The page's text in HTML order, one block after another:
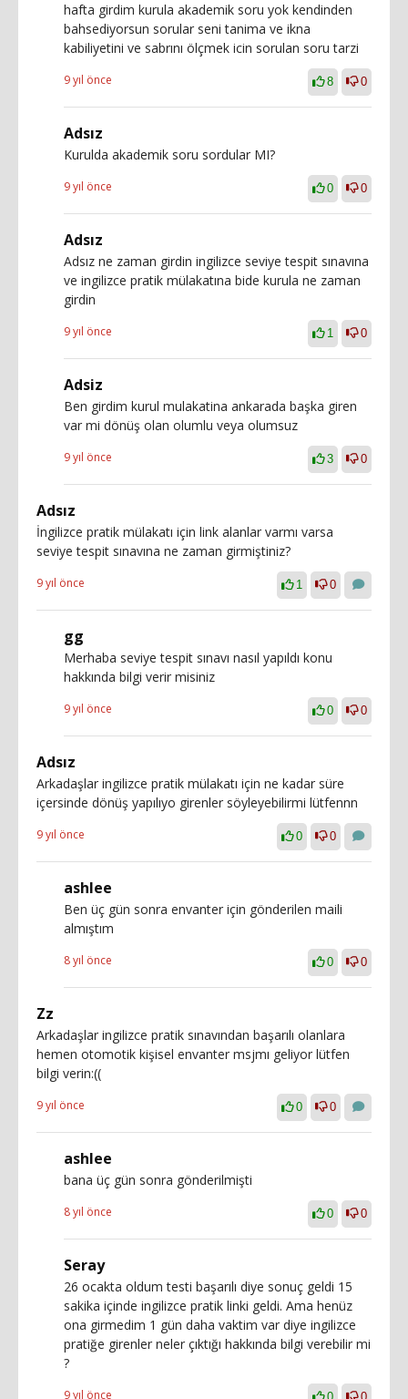
hafta girdim kurula akademik soru yok kendinden
bahsediyorsun sorular seni tanima ve ikna
kabiliyetini ve sabrını ölçmek icin sorulan soru tarzi
9 yıl önce 8 0
Adsız
Kurulda akademik soru sordular MI?
9 yıl önce 0 0
Adsız
Adsız ne zaman girdin ingilizce seviye tespit sınavına
ve ingilizce pratik mülakatına bide kurula ne zaman
girdin
9 yıl önce 1 0
Adsiz
Ben girdim kurul mulakatina ankarada başka giren
var mi dönüş olan olumlu veya olumsuz
9 yıl önce 3 0
Adsız
İngilizce pratik mülakatı için link alanlar varmı varsa
seviye tespit sınavına ne zaman girmiştiniz?
9 yıl önce 1 0
gg
Merhaba seviye tespit sınavı nasıl yapıldı konu
hakkında bilgi verir misiniz
9 yıl önce 0 0
Adsız
Arkadaşlar ingilizce pratik mülakatı için ne kadar süre
içersinde dönüş yapılıyo girenler söyleyebilirmi lütfennn
9 yıl önce 0 0
ashlee
Ben üç gün sonra envanter için gönderilen maili
almıştım
8 yıl önce 0 0
Zz
Arkadaşlar ingilizce pratik sınavından başarılı olanlara
hemen otomotik kişisel envanter msjmı geliyor lütfen
bilgi verin:((
9 yıl önce 0 0
ashlee
bana üç gün sonra gönderilmişti
8 yıl önce 0 0
Seray
26 ocakta oldum testi başarılı diye sonuç geldi 15
sakika içinde ingilizce pratik linki geldi. Ama henüz
ona girmedim 1 gün daha vaktim var diye ingilizce
pratiğe girenler neler çıktığı hakkında bilgi verebilir mi
?
9 yıl önce